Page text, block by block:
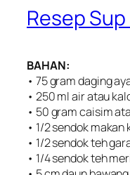
Resep
BAHAN:
• 75 gram daging
• 250 ml air atau
• 50 gram caisim
• 1/2 sendok makan
• 1/2 sendok teh
• 1/4 sendok teh